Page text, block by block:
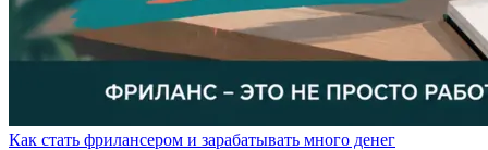
Как стать фрилансером и зарабатывать много денег